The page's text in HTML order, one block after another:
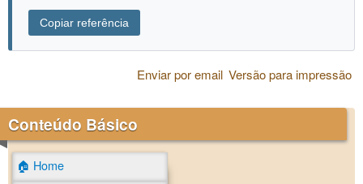
Copiar referência
Versão para impressão
Enviar por email
Conteúdo Básico
🏠 Home